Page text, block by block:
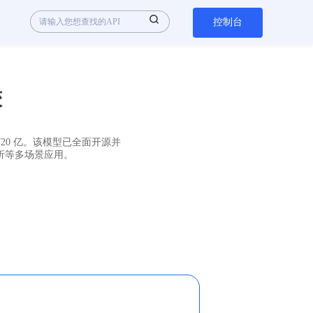
控制台
亿。该模型已全面开源并
多场景应用。